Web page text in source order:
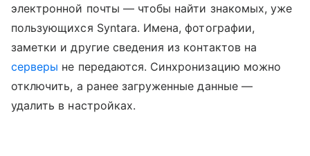
электронной почты — чтобы найти знакомых, уже
пользующихся Syntara. Имена, фотографии,
заметки и другие сведения из контактов на
серверы не передаются. Синхронизацию можно
отключить, а ранее загруженные данные —
удалить в настройках.